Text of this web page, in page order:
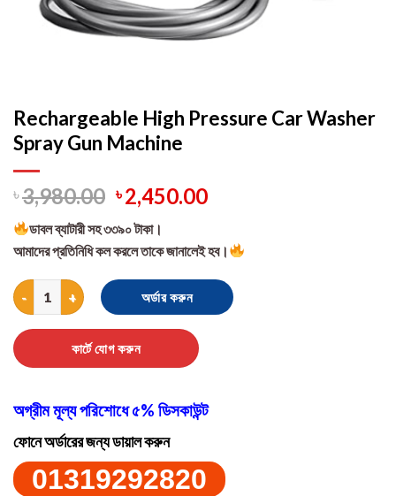
Rechargeable High Pressure Car Washer
Spray Gun Machine
৳3,980.00 ৳2,450.00
ডাবল ব্যাটারী সহ ৩৩৯০ টাকা।
আমাদের প্রতিনিধি কল করলে তাকে জানালেই হব।
Rechargeable High Pressure Car Washer Spray Gun Machine
অর্ডার করুন
কার্টে যোগ করুন
অগ্রীম মূল্য পরিশোধে ৫% ডিসকাউন্ট
ফোনে অর্ডারের জন্য ডায়াল করুন
01319292820